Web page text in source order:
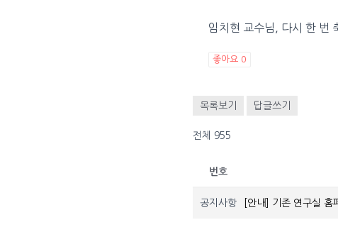
임치현 교수님, 다시 한 번
좋아요 0
목록보기 답글쓰기
전체 955
번호
공지사항 [안내] 기존 연구실 홈